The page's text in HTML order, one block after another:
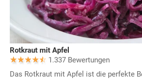
Rotkraut mit Apfel
1.337 Bewertungen
Das Rotkraut mit Apfel ist die perfekte